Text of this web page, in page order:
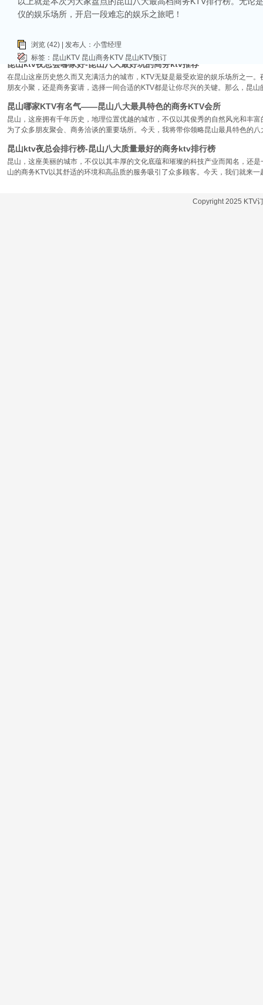
昆山市区周边有哪些好玩的ktv-昆山五大高端ktv排名
KTV排名，带你领略一下这其中的魅力！
昆山ktv夜总会哪家好-昆山八大最好玩的商务ktv推荐
在昆山这座历史悠久而又充满活力的城市，KTV无疑是最受欢迎的娱乐场所之一
朋友小聚，还是商务宴请，选择一间合适的KTV都是让你尽兴的关键。那么，昆
昆山哪家KTV有名气——昆山八大最具特色的商务KTV会所
昆山，这座拥有千年历史，地理位置优越的城市，不仅以其俊秀的自然风光和丰
为了众多朋友聚会、商务洽谈的重要场所。今天，我将带你领略昆山最具特色的
昆山ktv夜总会排行榜-昆山八大质量最好的商务ktv排行榜
昆山，这座美丽的城市，不仅以其丰厚的文化底蕴和璀璨的科技产业而闻名，还
山的商务KTV以其舒适的环境和高品质的服务吸引了众多顾客。今天，我们就来
仪的娱乐场所，开启一段难忘的娱乐之旅吧！
浏览 (42) | 发布人：小雪经理
标签： 昆山KTV 昆山商务KTV 昆山KTV预订
Copyright 2025 KTV